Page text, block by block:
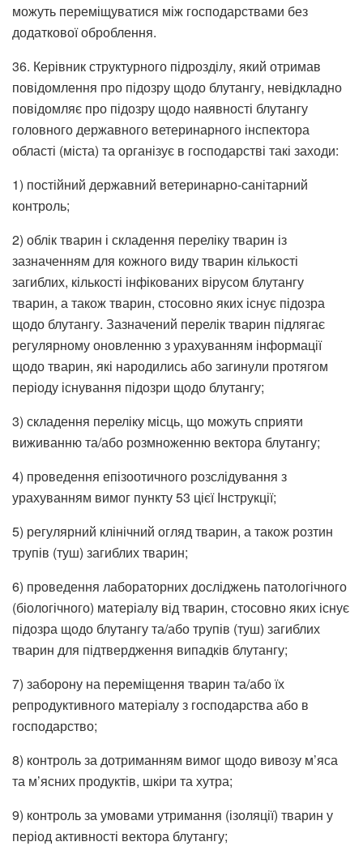
можуть переміщуватися між господарствами без
додаткової оброблення.
36. Керівник структурного підрозділу, який отримав
повідомлення про підозру щодо блутангу, невідкладно
повідомляє про підозру щодо наявності блутангу
головного державного ветеринарного інспектора
області (міста) та організує в господарстві такі заходи:
1) постійний державний ветеринарно-санітарний
контроль;
2) облік тварин і складення переліку тварин із
зазначенням для кожного виду тварин кількості
загиблих, кількості інфікованих вірусом блутангу
тварин, а також тварин, стосовно яких існує підозра
щодо блутангу. Зазначений перелік тварин підлягає
регулярному оновленню з урахуванням інформації
щодо тварин, які народились або загинули протягом
періоду існування підозри щодо блутангу;
3) складення переліку місць, що можуть сприяти
виживанню та/або розмноженню вектора блутангу;
4) проведення епізоотичного розслідування з
урахуванням вимог пункту 53 цієї Інструкції;
5) регулярний клінічний огляд тварин, а також розтин
трупів (туш) загиблих тварин;
6) проведення лабораторних досліджень патологічного
(біологічного) матеріалу від тварин, стосовно яких існує
підозра щодо блутангу та/або трупів (туш) загиблих
тварин для підтвердження випадків блутангу;
7) заборону на переміщення тварин та/або їх
репродуктивного матеріалу з господарства або в
господарство;
8) контроль за дотриманням вимог щодо вивозу м’яса
та м’ясних продуктів, шкіри та хутра;
9) контроль за умовами утримання (ізоляції) тварин у
період активності вектора блутангу;